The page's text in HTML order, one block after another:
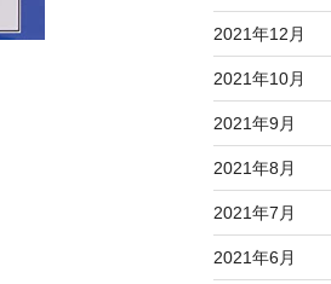
2021年12月
2021年10月
2021年9月
2021年8月
2021年7月
2021年6月